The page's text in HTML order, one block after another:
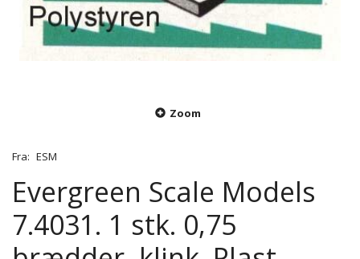
Zoom
Fra: ESM
Evergreen Scale Models
7.4031. 1 stk. 0,75